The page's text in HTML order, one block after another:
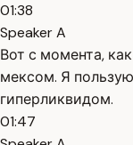
01:38
Speaker A
Вот с момента,
мексом. Я
гиперликвидом.
01:47